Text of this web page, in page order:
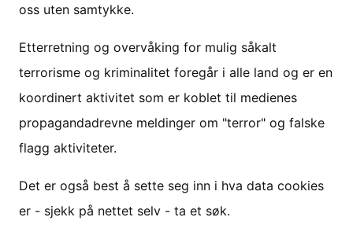
oss uten samtykke.
Etterretning og overvåking for mulig såkalt
terrorisme og kriminalitet foregår i alle land og er en
koordinert aktivitet som er koblet til medienes
propagandadrevne meldinger om "terror" og falske
flagg aktiviteter.
Det er også best å sette seg inn i hva data cookies
er - sjekk på nettet selv - ta et søk.